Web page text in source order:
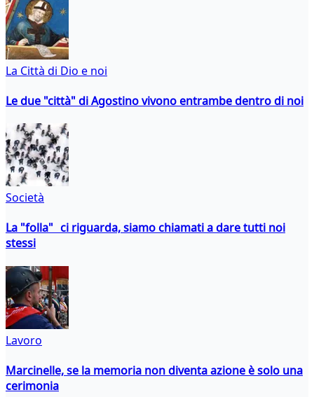
La Città di Dio e noi
Le due "città" di Agostino vivono entrambe dentro di noi
Società
La "folla" ci riguarda, siamo chiamati a dare tutti noi
stessi
Lavoro
Marcinelle, se la memoria non diventa azione è solo una
cerimonia